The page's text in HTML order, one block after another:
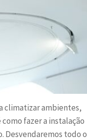
climatizar ambientes,
fazer a instalação
Desvendaremos todo o